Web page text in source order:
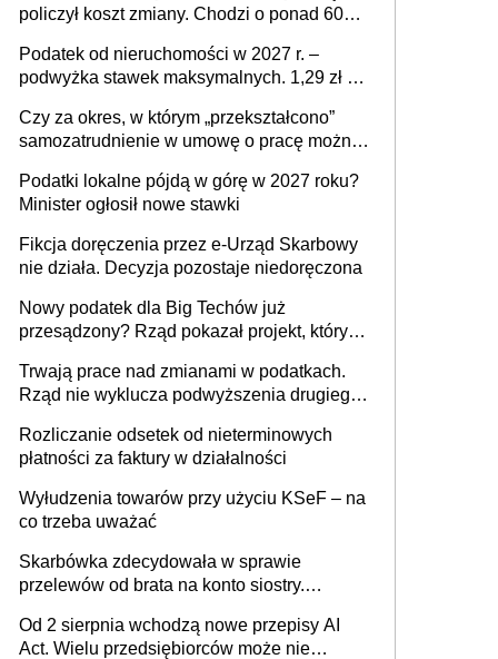
policzył koszt zmiany. Chodzi o ponad 60
Podatek od nieruchomości w 2027 r. –
podwyżka stawek maksymalnych. 1,29 zł za
budynków i lokali związanych z
prowadzeniem działalności gospodarczej
Czy za okres, w którym „przekształcono”
samozatrudnienie w umowę o pracę można
umowy cywilnoprawnej jedynym
racjonalnym wyjściem
Podatki lokalne pójdą w górę w 2027 roku?
Minister ogłosił nowe stawki
Fikcja doręczenia przez e-Urząd Skarbowy
nie działa. Decyzja pozostaje niedoręczona
Nowy podatek dla Big Techów już
przesądzony? Rząd pokazał projekt, który
Trwają prace nad zmianami w podatkach.
Rząd nie wyklucza podwyższenia drugiego
Rozliczanie odsetek od nieterminowych
płatności za faktury w działalności
Wyłudzenia towarów przy użyciu KSeF – na
co trzeba uważać
Skarbówka zdecydowała w sprawie
przelewów od brata na konto siostry.
darowizna, ale podatku jednak nie będzie
Od 2 sierpnia wchodzą nowe przepisy AI
Act. Wielu przedsiębiorców może nie